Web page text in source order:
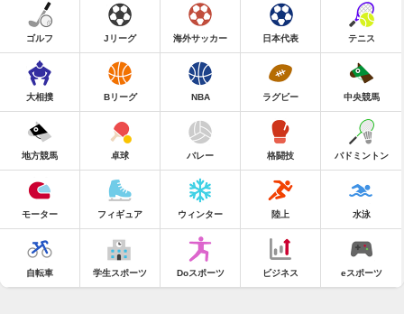
ゴルフ Jリーグ 海外サッカー 日本代表 テニス
大相撲 Bリーグ NBA ラグビー 中央競馬
地方競馬 卓球 バレー 格闘技 バドミントン
モーター フィギュア ウィンター 陸上 水泳
自転車 学生スポーツ Doスポーツ ビジネス eスポーツ